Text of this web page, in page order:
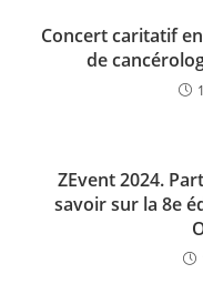
Concert caritatif
de
ZEvent 2024.
savoir sur la 8e